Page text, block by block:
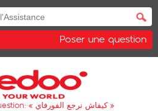
Poser une question
« كيفاش نرجع الفورفاي»